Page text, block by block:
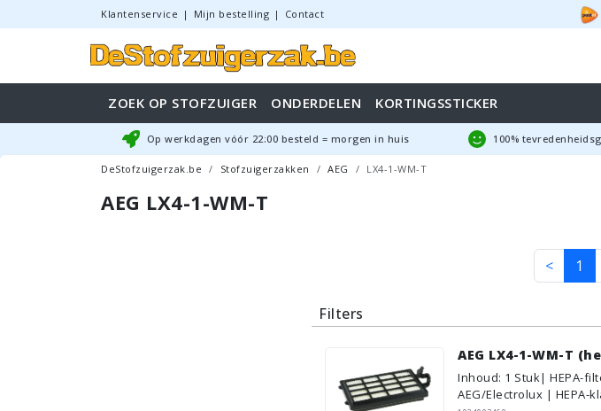
Klantenservice | Mijn bestelling | Contact
ZOEK OP STOFZUIGER ONDERDELEN KORTINGSSTICKER
Op werkdagen vóór 22:00 besteld = morgen in huis 100%
DeStofzuigerzak.be Stofzuigerzakken AEG LX4-1-WM-T
AEG LX4-1-WM-T
< 1
Filters
AEG LX4-1-WM-T
Inhoud: 1 Stuk| HEPA-
AEG/Electrolux | HEPA-